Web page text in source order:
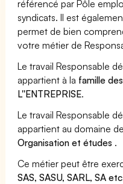
référencé par Pôle
syndicats. Il est
permet de bien
votre métier de
Le travail Responsable
appartient à la famille
L''ENTREPRISE.
Le travail Responsable
appartient au domaine
Organisation et études .
Ce métier peut être
SAS, SASU, SARL, SA